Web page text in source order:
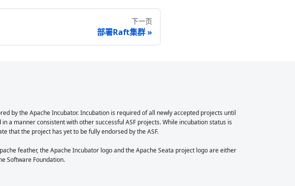
下一页
部署Raft集群
by the Apache Incubator. Incubation is required of all newly accepted projects until
manner consistent with other successful ASF projects. While incubation status is
that the project has yet to be fully endorsed by the ASF.
feather, the Apache Incubator logo and the Apache Seata project logo are either
Software Foundation.